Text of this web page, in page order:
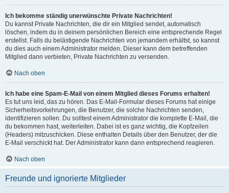
Ich bekomme ständig unerwünschte Private Nachrichten!
Du kannst Private Nachrichten, die dir ein Mitglied sendet, automatisch
löschen, indem du in deinem persönlichen Bereich eine entsprechende Regel
erstellst. Falls du belästigende Nachrichten von jemandem erhältst, so kannst
du dies auch einem Administrator melden. Dieser kann dem betreffenden
Mitglied dann verbieten, Private Nachrichten zu versenden.
Nach oben
Ich habe eine Spam-E-Mail von einem Mitglied dieses Forums erhalten!
Es tut uns leid, das zu hören. Das E-Mail-Formular dieses Forums hat einige
Sicherheitsvorkehrungen, die Benutzer, die solche Nachrichten senden,
identifizieren sollen. Du solltest einem Administrator die komplette E-Mail, die
du bekommen hast, weiterleiten. Dabei ist es ganz wichtig, die Kopfzeilen
(Headers) mitzuschicken. Diese enthalten Details über den Benutzer, der die
E-Mail verschickt hat. Der Administrator kann dann entsprechend reagieren.
Nach oben
Freunde und ignorierte Mitglieder